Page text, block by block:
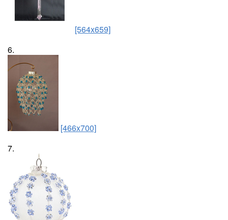
[564x659]
6.
[466x700]
7.